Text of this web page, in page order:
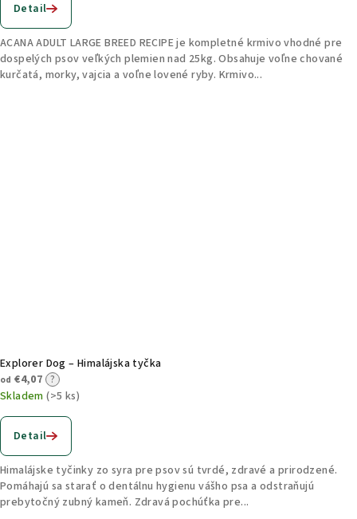
Detail
ACANA ADULT LARGE BREED RECIPE je kompletné krmivo vhodné pre
dospelých psov veľkých plemien nad 25kg. Obsahuje voľne chované
kurčatá, morky, vajcia a voľne lovené ryby. Krmivo...
Explorer Dog – Himalájska tyčka
od €4,07 ?
Skladem(>5 ks)
Detail
Himalájske tyčinky zo syra pre psov sú tvrdé, zdravé a prirodzené.
Pomáhajú sa starať o dentálnu hygienu vášho psa a odstraňujú
prebytočný zubný kameň. Zdravá pochúťka pre...